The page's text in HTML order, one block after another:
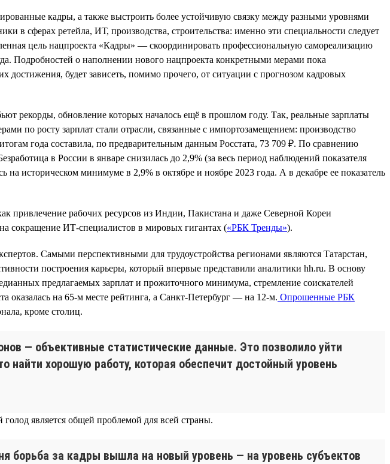
кадры, а также выстроить более устойчивую связку между разными уровнями
сферах ретейла, ИТ, производства, строительства: именно эти специальности следует
цель нацпроекта «Кадры» — скоординировать профессиональную самореализацию
Подробностей о наполнении нового нацпроекта конкретными мерами пока
будет зависеть, помимо прочего, от ситуации с прогнозом кадровых
рекорды, обновление которых началось ещё в прошлом году. Так, реальные зарплаты
по росту зарплат стали отрасли, связанные с импортозамещением: производство
года составила, по предварительным данным Росстата, 73 709 ₽. По сравнению
в России в январе снизилась до 2,9% (за весь период наблюдений показателя
историческом минимуме в 2,9% в октябре и ноябре 2023 года. А в декабре ее показатель
рабочих ресурсов из Индии, Пакистана и даже Северной Кореи
сокращение ИТ-специалистов в мировых гигантах («РБК Тренды»).
Самыми перспективными для трудоустройства регионами являются Татарстан,
построения карьеры, который впервые представили аналитики hh.ru. В основу
предлагаемых зарплат и прожиточного минимума, стремление соискателей
оказалась на 65-м месте рейтинга, а Санкт-Петербург — на 12-м. Опрошенные РБК
кроме столиц.
— объективные статистические данные. Это позволило уйти
найти хорошую работу, которая обеспечит достойный уровень
является общей проблемой для всей страны.
борьба за кадры вышла на новый уровень — на уровень субъектов